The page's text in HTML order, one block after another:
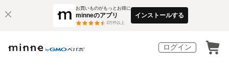
お買いものがもっとお得に
minneのアプリ
3万件以上
インストールする
ログイン